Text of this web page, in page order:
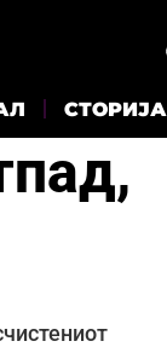
СТОРИЈА